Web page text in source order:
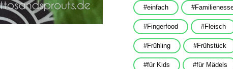
einfach
Fingerfood Fleisch
Frühling Frühstück
für Kids für Mädels